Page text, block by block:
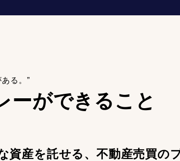
る。”
ーができること
資産を託せる、不動産売買の